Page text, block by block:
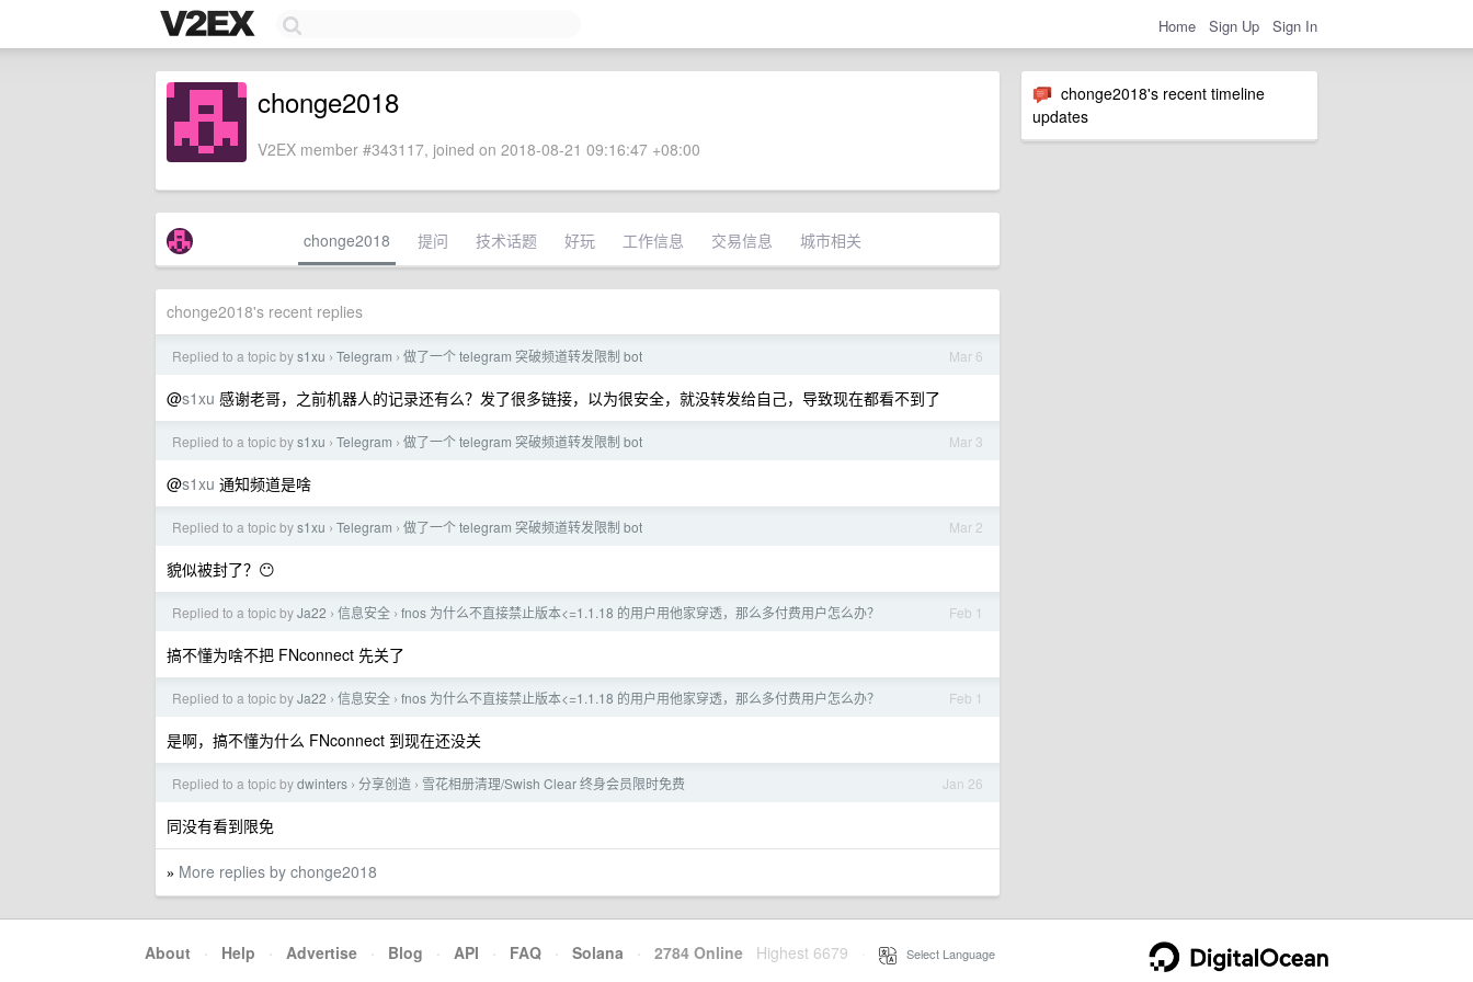
Home Sign Up Sign In
chonge2018's recent timeline
updates
chonge2018
V2EX member #343117, joined on 2018-08-21 09:16:47 +08:00
chonge2018 提问 技术话题 好玩 工作信息 交易信息 城市相关
chonge2018's recent replies
Mar 6
Replied to a topic bys1xu › Telegram › 做了一个 telegram 突破频道转发限制 bot
@s1xu 感谢老哥，之前机器人的记录还有么？发了很多链接，以为很安全，就没转发给自己，导致现在都看不到了
Mar 3
Replied to a topic bys1xu › Telegram › 做了一个 telegram 突破频道转发限制 bot
@s1xu 通知频道是啥
Mar 2
Replied to a topic bys1xu › Telegram › 做了一个 telegram 突破频道转发限制 bot
貌似被封了？😶
Feb 1
Replied to a topic byJa22 › 信息安全 › fnos 为什么不直接禁止版本<=1.1.18 的用户用他家穿透，那么多付费用户怎么办？
搞不懂为啥不把 FNconnect 先关了
Feb 1
Replied to a topic byJa22 › 信息安全 › fnos 为什么不直接禁止版本<=1.1.18 的用户用他家穿透，那么多付费用户怎么办？
是啊，搞不懂为什么 FNconnect 到现在还没关
Jan 26
Replied to a topic bydwinters › 分享创造 › 雪花相册清理/Swish Clear 终身会员限时免费
同没有看到限免
» More replies by chonge2018
About · Help · Advertise · Blog · API · FAQ · Solana · 2784 Online Highest 6679 Select Language